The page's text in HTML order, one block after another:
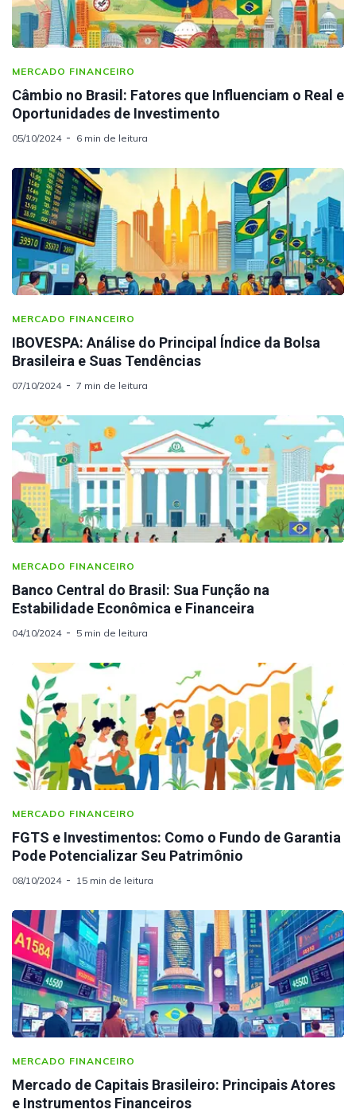
MERCADO FINANCEIRO
Câmbio no Brasil: Fatores que Influenciam o Real e
Oportunidades de Investimento
05/10/2024 6 min de leitura
MERCADO FINANCEIRO
IBOVESPA: Análise do Principal Índice da Bolsa
Brasileira e Suas Tendências
07/10/2024 7 min de leitura
MERCADO FINANCEIRO
Banco Central do Brasil: Sua Função na
Estabilidade Econômica e Financeira
04/10/2024 5 min de leitura
MERCADO FINANCEIRO
FGTS e Investimentos: Como o Fundo de Garantia
Pode Potencializar Seu Patrimônio
08/10/2024 15 min de leitura
MERCADO FINANCEIRO
Mercado de Capitais Brasileiro: Principais Atores
e Instrumentos Financeiros